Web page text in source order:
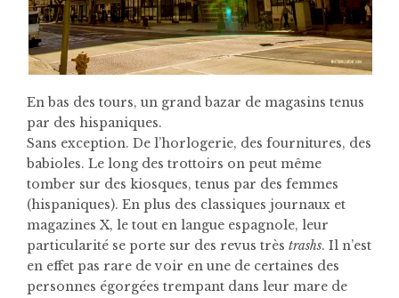
En bas des tours, un grand bazar de magasins tenus
par des hispaniques.
Sans exception. De l’horlogerie, des fournitures, des
babioles. Le long des trottoirs on peut même
tomber sur des kiosques, tenus par des femmes
(hispaniques). En plus des classiques journaux et
magazines X, le tout en langue espagnole, leur
particularité se porte sur des revus très trashs. Il n’est
en effet pas rare de voir en une de certaines des
personnes égorgées trempant dans leur mare de